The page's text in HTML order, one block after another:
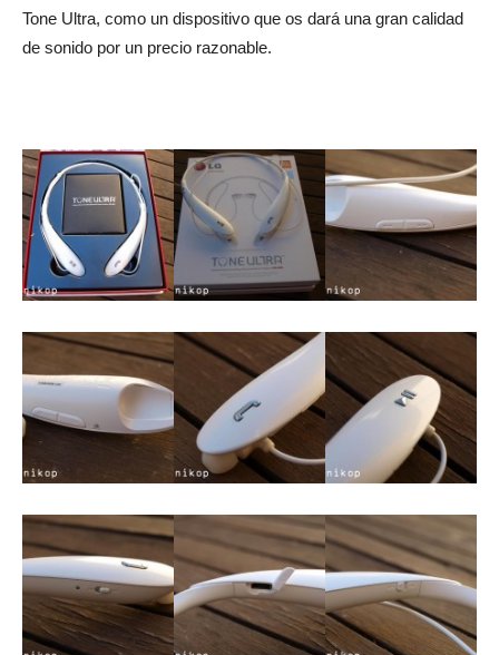
Tone Ultra, como un dispositivo que os dará una gran calidad
de sonido por un precio razonable.